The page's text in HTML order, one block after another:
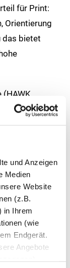
und Anzeigen
Medien
Website
(z.B.
in Ihrem
(wie
Endgerät.
Angebote
für Print:
Orientierung
das bietet
(HAWK
wie
kann. Am
vermittelbar
Brücken
– durch
Cole